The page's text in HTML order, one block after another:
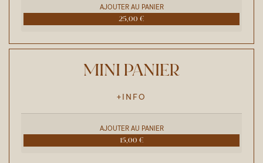
AJOUTER AU PANIER
25,00 €
MINI PANIER
+INFO
AJOUTER AU PANIER
15,00 €